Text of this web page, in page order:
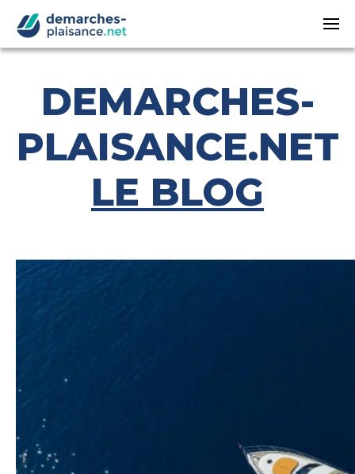
Passer au contenu principal
DEMARCHES-
PLAISANCE.NET
LE BLOG